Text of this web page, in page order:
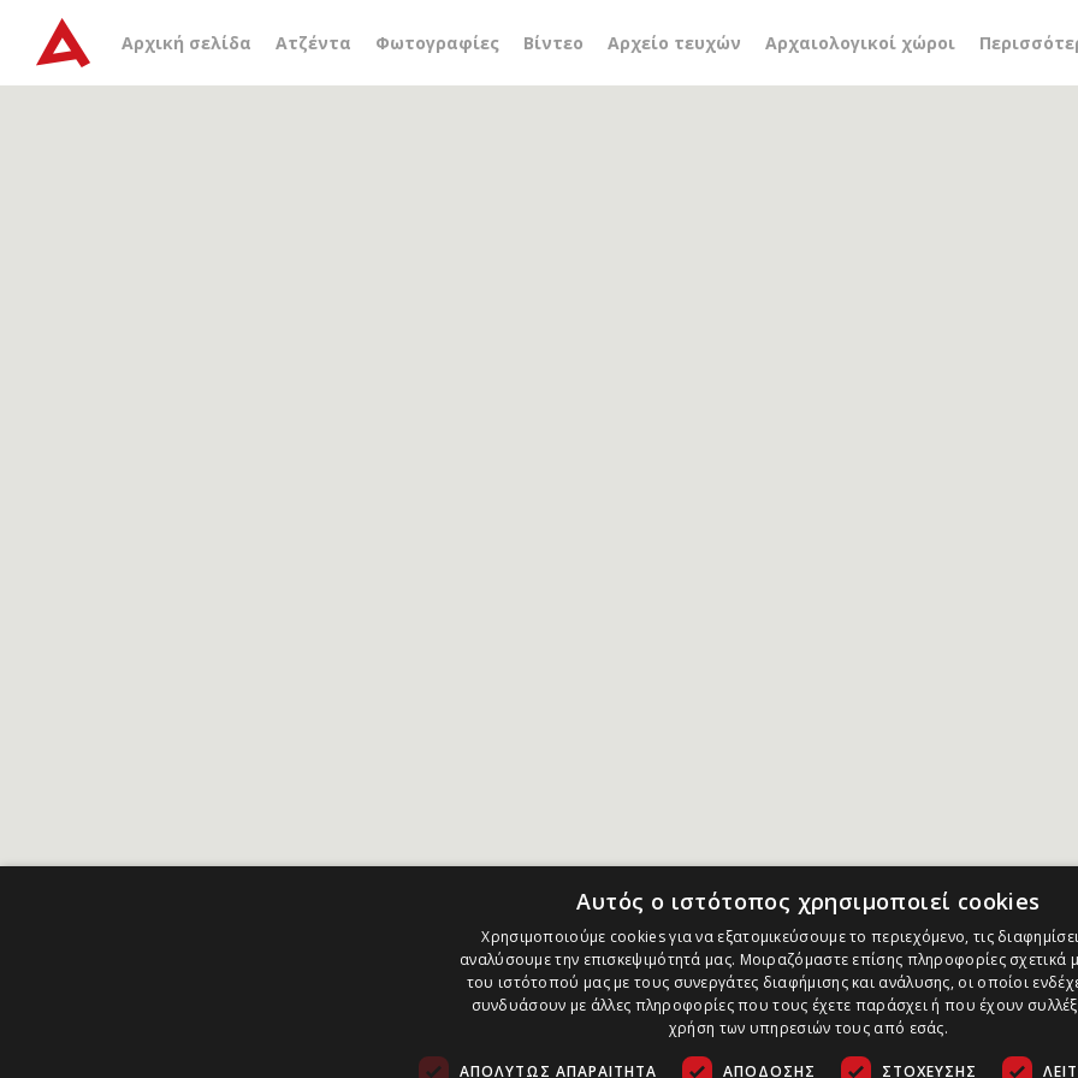
Αρχική σελίδα Ατζέντα Φωτογραφίες Βίντεο Αρχείο τευχών Αρχαιολογικοί χώροι
Αρχείο ετικέτας σύσταση πληθυσμού
Αυτός ο ιστότοπος χρησιμοποιεί cookies
Χρησιμοποιούμε cookies για να εξατομικεύσουμε το περιεχόμενο, τις
αναλύσουμε την επισκεψιμότητά μας. Μοιραζόμαστε επίσης πληροφορίες σχετικά
του ιστότοπού μας με τους συνεργάτες διαφήμισης και ανάλυσης, οι οποίοι
συνδυάσουν με άλλες πληροφορίες που τους έχετε παράσχει ή που έχουν
χρήση των υπηρεσιών τους από εσάς.
ΑΠΟΛΎΤΩΣ ΑΠΑΡΑΊΤΗΤΑ ΑΠΌΔΟΣΗΣ ΣΤΌΧΕΥΣΗΣ